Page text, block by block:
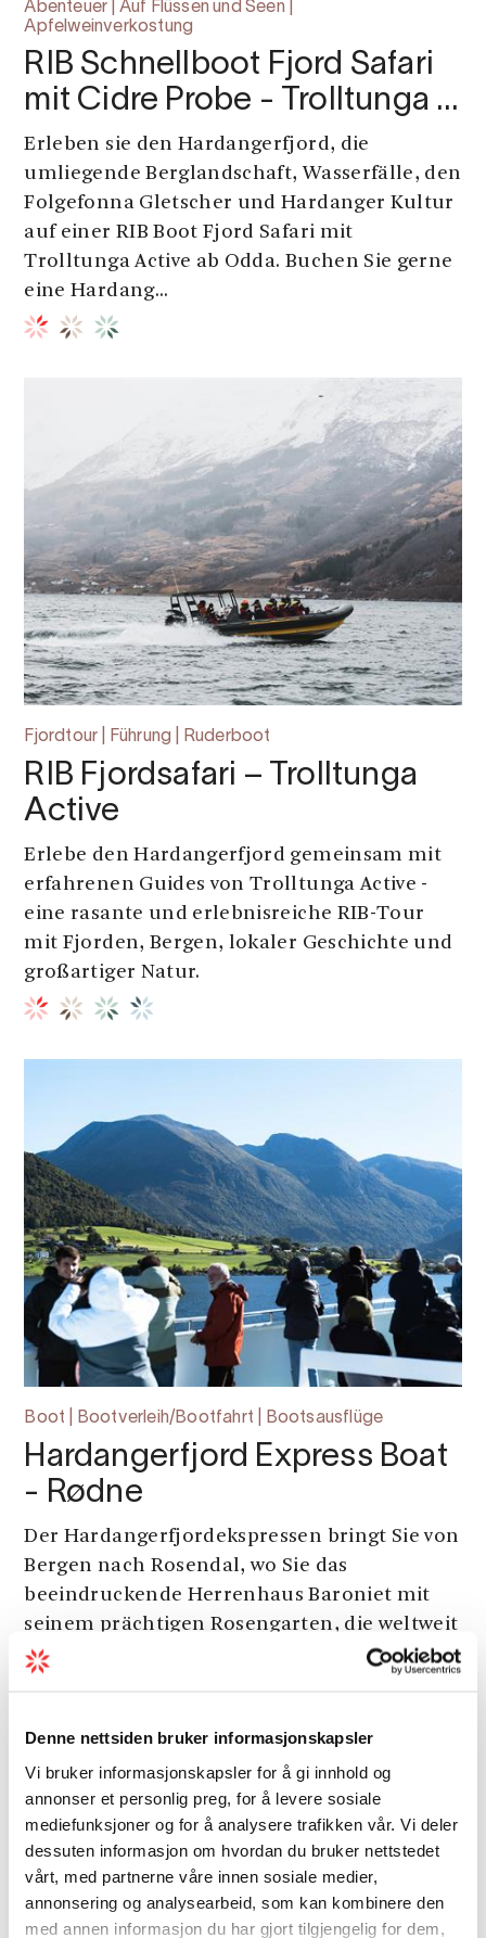
Denne nettsiden bruker informasjonskapsler
Vi bruker informasjonskapsler for å gi innhold og
annonser et personlig preg, for å levere sosiale
mediefunksjoner og for å analysere trafikken vår. Vi deler
dessuten informasjon om hvordan du bruker nettstedet
vårt, med partnerne våre innen sosiale medier,
annonsering og analysearbeid, som kan kombinere den
med annen informasjon du har gjort tilgjengelig for dem,
Abenteuer | Auf Flüssen und Seen |
Apfelweinverkostung
RIB Schnellboot Fjord Safari
mit Cidre Probe - Trolltunga …
Erleben sie den Hardangerfjord, die
umliegende Berglandschaft, Wasserfälle, den
Folgefonna Gletscher und Hardanger Kultur
auf einer RIB Boot Fjord Safari mit
Trolltunga Active ab Odda. Buchen Sie gerne
eine Hardang...
Fjordtour | Führung | Ruderboot
RIB Fjordsafari – Trolltunga
Active
Erlebe den Hardangerfjord gemeinsam mit
erfahrenen Guides von Trolltunga Active -
eine rasante und erlebnisreiche RIB-Tour
mit Fjorden, Bergen, lokaler Geschichte und
großartiger Natur.
Boot | Bootverleih/Bootfahrt | Bootsausflüge
Hardangerfjord Express Boat
- Rødne
Der Hardangerfjordekspressen bringt Sie von
Bergen nach Rosendal, wo Sie das
beeindruckende Herrenhaus Baroniet mit
seinem prächtigen Rosengarten, die weltweit
größte Kunstinstallation Salmon Eye,